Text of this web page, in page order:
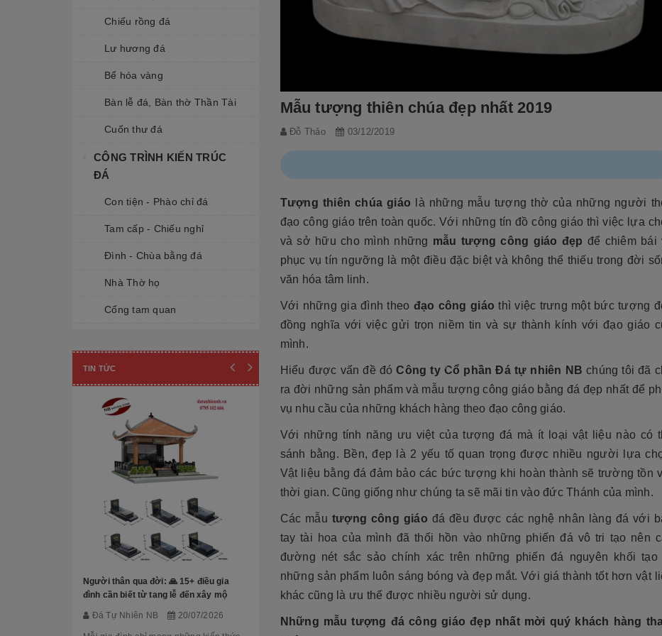
Chiếu rồng đá
Lư hương đá
Bể hóa vàng
Bàn lễ đá, Bàn thờ Thần Tài
Cuốn thư đá
CÔNG TRÌNH KIẾN TRÚC
ĐÁ
Con tiện - Phào chỉ đá
Tam cấp - Chiếu nghỉ
Đình - Chùa bằng đá
Nhà Thờ họ
Cổng tam quan
Đài phun nước
TƯỢNG ĐÁ
Tượng Phúc- Lộc- Thọ
Tượng 18 vị la hán
Tượng Phật Địa Tạng
Tượng Phật Di Lặc
Tượng Quan Âm
Tượng Phật Thích Ca
TIN TỨC
Người thân qua đời: 🙏 15+ điều gia
đình cần biết từ tang lễ đến xây mộ
Đá Tự Nhiên NB 20/07/2026
Mộ Đá hoa cương 2026 ❤️ 199+ Mẫu
Đá Tự Nhiên NB 17/07/2026
Trong những năm gần đây, mộ đá hoa
cương hay còn có tên gọi khác là mộ đá
Granite đã trở thành một xu hướng chủ
Cẩn thận! 10+ Sai Lầm Cần Tránh Khi
Làm Mộ Đá Cho Người Thân
Đá Tự Nhiên NB
là chốn linh thiêng của gia đình dòng
cấp
thế
Mẫu tượng thiên chúa đẹp nhất 2019
Đỗ Thảo 03/12/2019
Tượng thiên chúa giáo là những mẫu tượng thờ của những người
đạo công giáo trên toàn quốc. Với những tín đồ công giáo thì việc lựa
và sở hữu cho mình những mẫu tượng công giáo đẹp để chiêm bái
phục vụ tín ngưỡng là một điều đặc biệt và không thể thiếu trong đời
văn hóa tâm linh.
Với những gia đình theo đạo công giáo thì việc trưng một bức tượng
đồng nghĩa với việc gửi trọn niềm tin và sự thành kính với đạo giáo
mình.
Hiểu được vấn đề đóCông ty Cổ phần Đá tự nhiên NB chúng tôi đã
ra đời những sản phẩm và mẫu tượng công giáo bằng đá đẹp nhất để
vụ nhu cầu của những khách hàng theo đạo công giáo.
Với những tính năng ưu việt của tượng đá mà ít loại vật liệu nào có
sánh bằng. Bền, đẹp là 2 yếu tố quan trọng được nhiều người lựa
Vật liệu bằng đá đảm bảo các bức tượng khi hoàn thành sẽ trường tồn
thời gian. Cũng giống như chúng ta sẽ mãi tin vào đức Thánh của mình.
Các mẫu tượng công giáo đá đều được các nghệ nhân làng đá với
tay tài hoa của mình đã thổi hồn vào những phiến đá vô tri tạo nên
đường nét sắc sảo chính xác trên những phiến đá nguyên khối tạo
những sản phẩm luôn sáng bóng và đẹp mắt. Với giá thành tốt hơn vật
khác cũng là ưu thế được nhiều người sử dụng.
Những mẫu tượng đá công giáo đẹp nhất mời quý khách hàng